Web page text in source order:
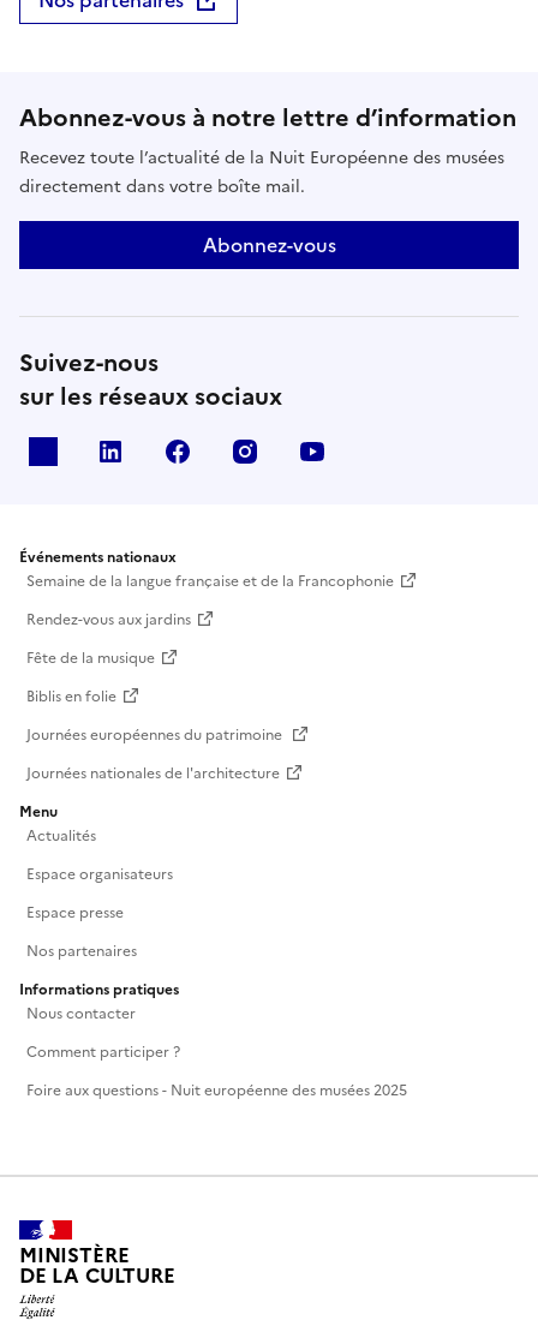
Abonnez-vous à notre lettre d’information
Recevez toute l’actualité de la Nuit Européenne des musées
directement dans votre boîte mail.
Abonnez-vous
Suivez-nous
sur les réseaux sociaux
Linkedin Facebook Instagram
Événements nationaux
Semaine de la langue française et de la Francophonie
Rendez-vous aux jardins
Fête de la musique
Biblis en folie
Journées européennes du patrimoine
Journées nationales de l'architecture
Menu
Actualités
Espace organisateurs
Espace presse
Nos partenaires
Informations pratiques
Nous contacter
Comment participer ?
Foire aux questions - Nuit européenne des musées 2025
MINISTÈRE
DE LA CULTURE